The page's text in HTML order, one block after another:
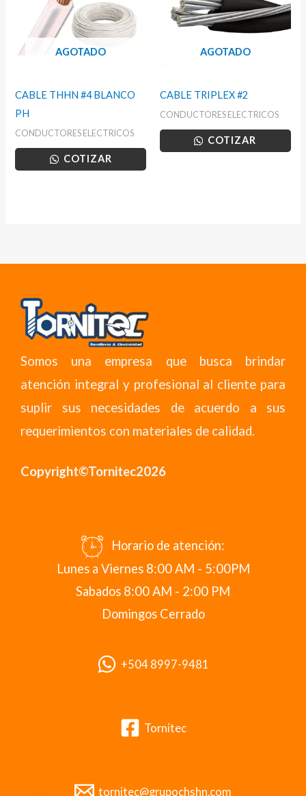
AGOTADO
CABLE THHN #4 BLANCO
PH
CONDUCTORES ELECTRICOS
COTIZAR
AGOTADO
CABLE TRIPLEX #2
CONDUCTORES ELECTRICOS
COTIZAR
Somos una empresa que busca brindar
atención integral y profesional al cliente para
suplir sus necesidades de acuerdo a sus
requerimientos con materiales de calidad.
Copyright©Tornitec2026
Horario de atención:
Lunes a Viernes 8:00 AM - 5:00PM
Sabados 8:00 AM - 2:00 PM
Domingos Cerrado
+504 8997-9481
Tornitec
tornitec@grupochshn.com